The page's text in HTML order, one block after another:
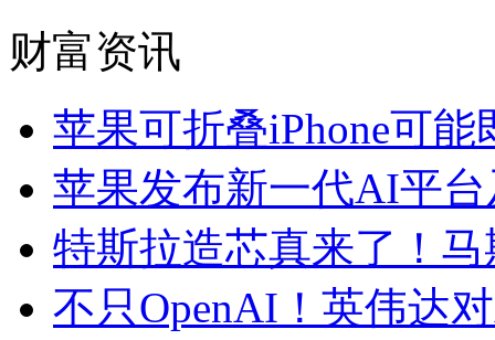
财富资讯
苹果可折叠iPhone可能
苹果发布新一代AI平
特斯拉造芯真来了！马
不只OpenAI！英伟达